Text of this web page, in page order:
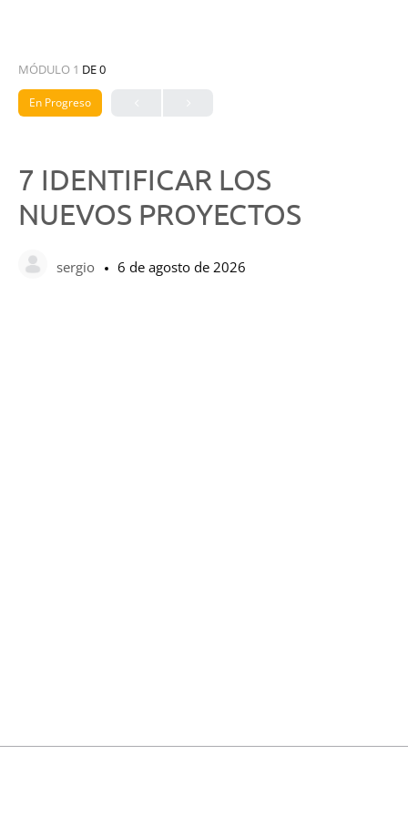
MÓDULO 1 DE 0
En Progreso
7 IDENTIFICAR LOS
NUEVOS PROYECTOS
sergio 6 de agosto de 2026